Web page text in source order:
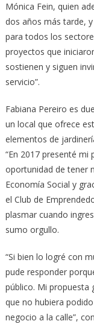
Mónica Fein, quien
dos años más tarde,
para todos los
proyectos que
sostienen y siguen
servicio”.
Fabiana Pereiro es
un local que ofrece
elementos de
“En 2017 presenté
oportunidad de tener
Economía Social y
el Club de
plasmar cuando
sumo orgullo.
“Si bien lo logré con
pude responder
público. Mi propuesta
que no hubiera
negocio a la calle”,